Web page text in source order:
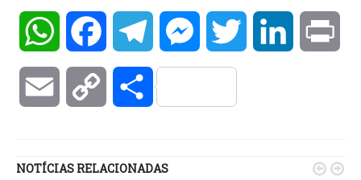
WhatsAppFacebookTelegramMessengerTwitter LinkedIn
Email Copy Compartilhar
NOTÍCIAS RELACIONADAS  